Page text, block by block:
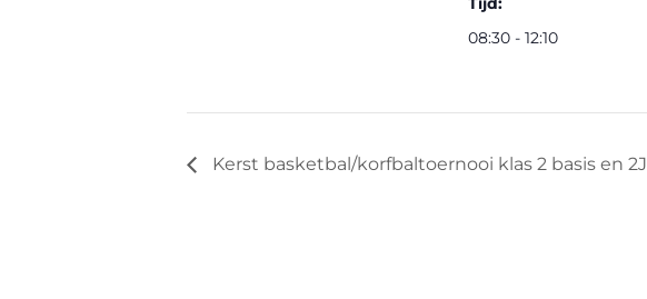
08:30 - 12:10
Kerst basketbal/korfbaltoernooi klas 2 basis en 2J